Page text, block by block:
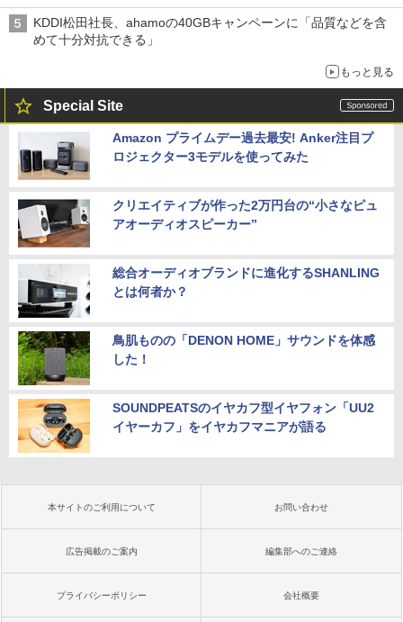
穴と楽天モバイルの課題
KDDI松田社長、ahamoの40GBキャンペーンに「品質などを含
めて十分対抗できる」
もっと見る
Special Site
Amazon プライムデー過去最安! Anker注目プ
ロジェクター3モデルを使ってみた
クリエイティブが作った2万円台の“小さなピュ
アオーディオスピーカー”
総合オーディオブランドに進化するSHANLING
とは何者か？
鳥肌ものの「DENON HOME」サウンドを体感
した！
SOUNDPEATSのイヤカフ型イヤフォン「UU2
イヤーカフ」をイヤカフマニアが語る
本サイトのご利用について お問い合わせ
広告掲載のご案内 編集部へのご連絡
プライバシーポリシー 会社概要